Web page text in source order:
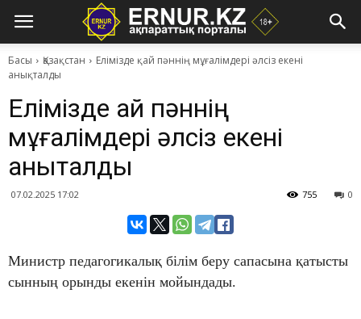
Басы Қазақстан
Елімізде қай пәннің мұғалімдері әлсіз екені
анықталды
Елімізде қай пәннің
мұғалімдері әлсіз екені
анықталды
07.02.2025 17:02 0
755
Министр педагогикалық білім беру сапасына қатысты
сынның орынды екенін мойындады.